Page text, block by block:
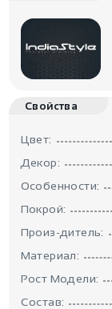
Свойства
Цвет:
Декор:
Особенности:
Покрой:
Произ-дитель:
Материал:
Рост Модели:
Состав: